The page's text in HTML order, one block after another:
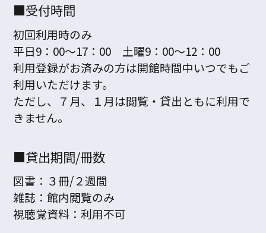
■受付時間
初回利用時のみ
平日9：00～17：00 土曜9：00～12：00
利用登録がお済みの方は開館時間中いつでもご
利用いただけます。
ただし、７月、１月は閲覧・貸出ともに利用で
きません。
■貸出期間/冊数
図書： ３冊/２週間
雑誌：館内閲覧のみ
視聴覚資料：利用不可